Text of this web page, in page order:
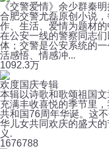
《交警爱情》余少群秦
合肥交警尤磊原创小说
作、生活、爱情为题材
在公安一线的警察同志
体；交警是公安系统的
活感悟、情感冲...
1092.3万
欢度国庆专辑
本辑以诗歌和歌颂祖国
充满丰收喜悦的季节里
共和国76周年华诞。这
华儿女共同欢庆的盛大
义.
1676788